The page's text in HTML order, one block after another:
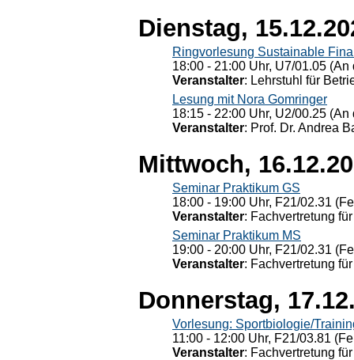
Dienstag,
Ringvorlesung Sustainable
18:00 - 21:00 Uhr, U7/01.05
Veranstalter: Lehrstuhl für
Lesung mit Nora Gomringer
18:15 - 22:00 Uhr, U2/00.25
Veranstalter: Prof. Dr. Andrea
Mittwoch,
Seminar Praktikum GS
18:00 - 19:00 Uhr, F21/02.31
Veranstalter: Fachvertretung
Seminar Praktikum MS
19:00 - 20:00 Uhr, F21/02.31
Veranstalter: Fachvertretung
Donnerstag,
Vorlesung: Sportbiologie/
11:00 - 12:00 Uhr, F21/03.81
Veranstalter: Fachvertretung